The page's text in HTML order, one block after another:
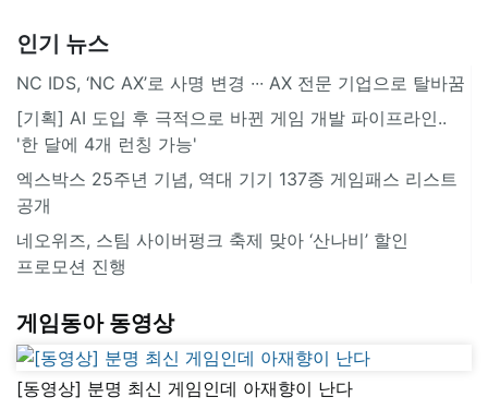
인기 뉴스
NC IDS, ‘NC AX’로 사명 변경 ∙∙∙ AX 전문 기업으로 탈바꿈
[기획] AI 도입 후 극적으로 바뀐 게임 개발 파이프라인..
'한 달에 4개 런칭 가능'
엑스박스 25주년 기념, 역대 기기 137종 게임패스 리스트
공개
네오위즈, 스팀 사이버펑크 축제 맞아 ‘산나비’ 할인
프로모션 진행
게임동아 동영상
[동영상] 분명 최신 게임인데 아재향이 난다